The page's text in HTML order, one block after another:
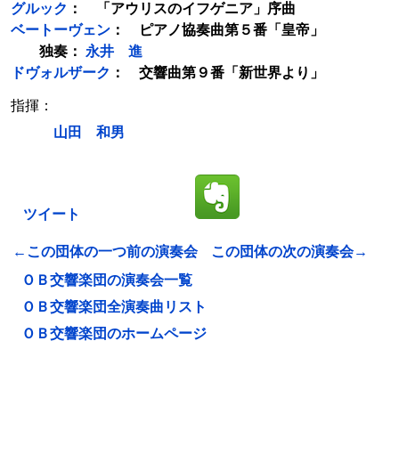
グルック ： 「アウリスのイフゲニア」序曲
ベートーヴェン ： ピアノ協奏曲第５番「皇帝」
独奏： 永井 進
ドヴォルザーク ： 交響曲第９番「新世界より」
指揮：
山田 和男
ツイート
←この団体の一つ前の演奏会
この団体の次の演奏会→
ＯＢ交響楽団の演奏会一覧
ＯＢ交響楽団全演奏曲リスト
ＯＢ交響楽団のホームページ